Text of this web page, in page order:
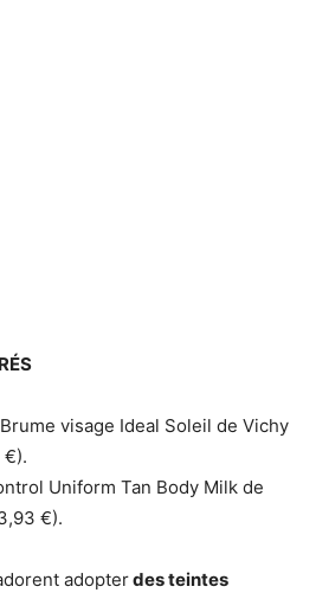
Brume visage Ideal Soleil de Vichy
€).
Uniform Tan Body Milk de
€).
adopterdes teintes